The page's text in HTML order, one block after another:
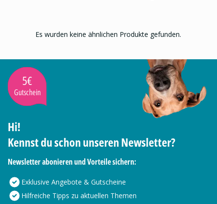
Es wurden keine ähnlichen Produkte gefunden.
5€
Gutschein
Hi!
Kennst du schon unseren Newsletter?
Newsletter abonieren und Vorteile sichern:
Exklusive Angebote & Gutscheine
Hilfreiche Tipps zu aktuellen Themen